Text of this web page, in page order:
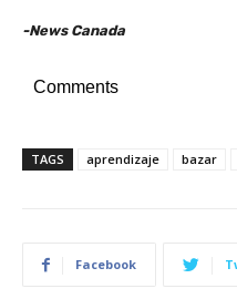
-News Canada
Comments
TAGS aprendizaje bazar
Facebook